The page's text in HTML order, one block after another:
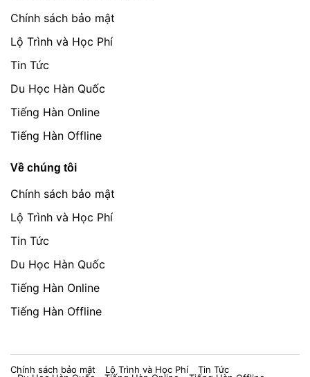
Chính sách bảo mật
Lộ Trình và Học Phí
Tin Tức
Du Học Hàn Quốc
Tiếng Hàn Online
Tiếng Hàn Offline
Về chúng tôi
Chính sách bảo mật
Lộ Trình và Học Phí
Tin Tức
Du Học Hàn Quốc
Tiếng Hàn Online
Tiếng Hàn Offline
Chính sách bảo mật Lộ Trình và Học Phí Tin Tức